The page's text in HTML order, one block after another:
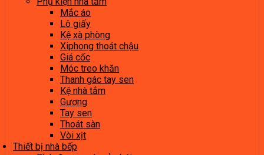
Mắc áo
Lô giấy
Kệ xà phòng
Xiphong thoát chậu
Giá cốc
Móc treo khăn
Thanh gác tay sen
Kệ nhà tắm
Gương
Tay sen
Thoát sàn
Vòi xịt
Thiết bị nhà bếp